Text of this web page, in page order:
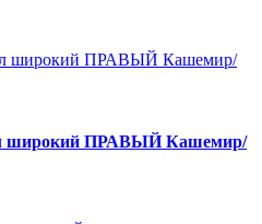
широкий ПРАВЫЙ Кашемир/